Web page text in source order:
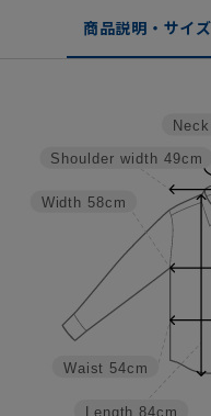
商品説明・サイズ
Length 84cm
Waist 54cm
Width 58cm
Shoulder width 49cm